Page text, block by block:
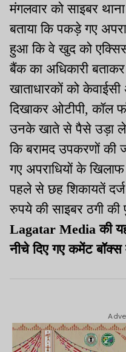
मंगलवार को साइबर
बताया कि पकड़े गए
हुआ कि वे खुद को
बैंक का अधिकारी
खाताधारकों को
दिखाकर ओटीपी, कॉल
उनके खाते से पैसे उड़ा
कि बरामद उपकरणों की
गए अपराधियों के
पहले से छह शिकायतें
रुपये की साइबर ठगी की
Lagatar Media की
नीचे दिए गए कमेंट